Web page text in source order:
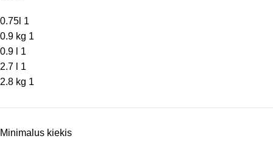
0.75l 1
0.9 kg 1
0.9 l
1
2.7 l
1
2.8 kg 1
Minimalus kiekis